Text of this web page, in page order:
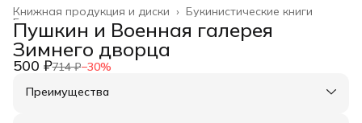
Букинистические книги
Книжная продукция и диски ›
Главная
Пушкин и Военная галерея
Зимнего дворца
500 ₽714 ₽−30%
Преимущества
Оплата частями в Сплит